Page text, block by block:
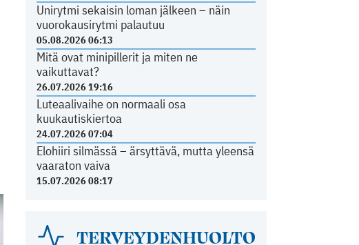
Unirytmi sekaisin loman jälkeen – näin
vuorokausirytmi palautuu
05.08.2026 06:13
Mitä ovat minipillerit ja miten ne
vaikuttavat?
26.07.2026 19:16
Luteaalivaihe on normaali osa
kuukautiskiertoa
24.07.2026 07:04
Elohiiri silmässä – ärsyttävä, mutta yleensä
vaaraton vaiva
15.07.2026 08:17
TERVEYDENHUOLTO